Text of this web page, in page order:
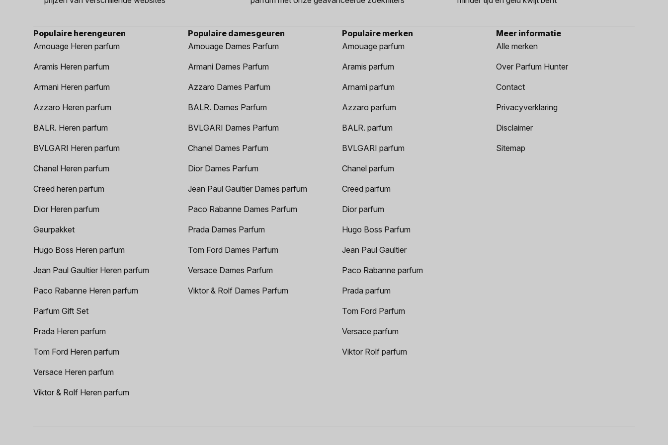
Populaire herengeuren
Amouage Heren parfum
Aramis Heren parfum
Armani Heren parfum
Azzaro Heren parfum
BALR. Heren parfum
BVLGARI Heren parfum
Chanel Heren parfum
Creed heren parfum
Dior Heren parfum
Geurpakket
Hugo Boss Heren parfum
Jean Paul Gaultier Heren parfum
Paco Rabanne Heren parfum
Parfum Gift Set
Prada Heren parfum
Tom Ford Heren parfum
Versace Heren parfum
Viktor & Rolf Heren parfum
Populaire damesgeuren
Amouage Dames Parfum
Armani Dames Parfum
Azzaro Dames Parfum
BALR. Dames Parfum
BVLGARI Dames Parfum
Chanel Dames Parfum
Dior Dames Parfum
Jean Paul Gaultier Dames parfum
Paco Rabanne Dames Parfum
Prada Dames Parfum
Tom Ford Dames Parfum
Versace Dames Parfum
Viktor & Rolf Dames Parfum
Populaire merken
Amouage parfum
Aramis parfum
Arnami parfum
Azzaro parfum
BALR. parfum
BVLGARI parfum
Chanel parfum
Creed parfum
Dior parfum
Hugo Boss Parfum
Jean Paul Gaultier
Paco Rabanne parfum
Prada parfum
Tom Ford Parfum
Versace parfum
Viktor Rolf parfum
Meer informatie
Alle merken
Over Parfum Hunter
Contact
Privacyverklaring
Disclaimer
Sitemap